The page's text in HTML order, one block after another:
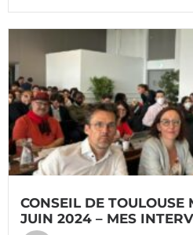
CONSEIL DE TOULOUSE
JUIN 2024 – MES